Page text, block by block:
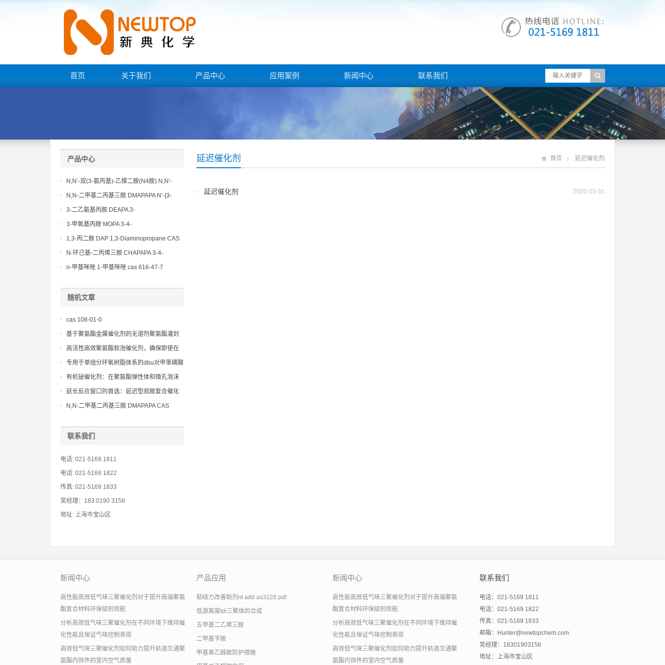
首页 关于我们 产品中心 应用案例 新闻中心 联系我们
延迟催化剂 首页 延迟催化剂
延迟催化剂 2020-03-31
产品中心
N,N’-双(3-氨丙基)-乙撑二胺(N4胺) N,N’-
Bis(3-aminopropyl)-ethylenediamine CAS
No10563-26-5
N,N-二甲基二丙基三胺 DMAPAPA N’-[3-
(dimethylamino)propyllpropane-1,3-
diamine CAS No10563-29-8
3-二乙氨基丙胺 DEAPA 3-
(Diethylamino)propylamine CAS No 104-
3-甲氧基丙胺 MOPA 3-4-
Methoxypropylamine CAS No 5332-73-0
1,3-丙二胺 DAP 1,3-Diaminopropane CAS
No 109-76-2
N-环己基-二丙烯三胺 CHAPAPA 3-4-
Methoxypropylamine CAS No:5332-73-0
n-甲基咪唑 1-甲基咪唑 cas 616-47-7
随机文章
cas 108-01-0
基于聚氨酯金属催化剂的无溶剂聚氨酯灌封
材料在电子电器中的应用
高活性高效聚氨酯软泡催化剂，确保即使在
低温下也能快速反应
专用于单组分环氧树脂体系的dbu对甲苯磺酸
盐，解决传统固化剂的活化期问题
有机铋催化剂：在聚氨酯弹性体和微孔泡沫
中作为主要的凝胶促进剂，有效提高生产效
率和制品表面质量，消除表面发粘现象
延长反应窗口的首选：延迟型叔胺复合催化
剂，专为大型聚氨酯浇注和复杂模具设计
N,N-二甲基二丙基三胺 DMAPAPA CAS
联系我们
电话: 021-5169 1811
电话: 021-5169 1822
传真: 021-5169 1833
吴经理：183 0190 3156
地址: 上海市宝山区
新闻中心
高性能高效低气味三聚催化剂对于提升高端聚氨
酯复合材料环保级别效能
分析高效低气味三聚催化剂在不同环境下维持催
化性能且保证气味控制表现
高效低气味三聚催化剂如何助力提升轨道交通聚
氨酯内饰件的室内空气质量
产品应用
粘结力改善助剂nt add as3228.pdf
低游离度tdi三聚体的合成
五甲基二乙烯三胺
二甲基苄胺
甲基单乙醇胺防护措施
新闻中心
高性能高效低气味三聚催化剂对于提升高端聚氨
酯复合材料环保级别效能
分析高效低气味三聚催化剂在不同环境下维持催
化性能且保证气味控制表现
高效低气味三聚催化剂如何助力提升轨道交通聚
氨酯内饰件的室内空气质量
联系我们
电话：021-5169 1811
电话：021-5169 1822
传真：021-5169 1833
邮箱：Hunter@newtopchem.com
吴经理：18301903156
地址：上海市宝山区